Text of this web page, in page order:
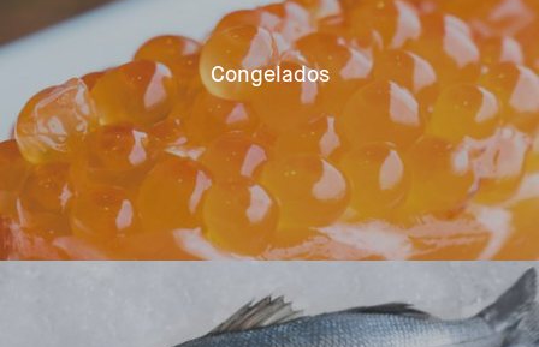
Congelados